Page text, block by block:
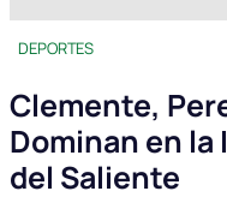
DEPORTES
Clemente,
Dominan en la
del Saliente